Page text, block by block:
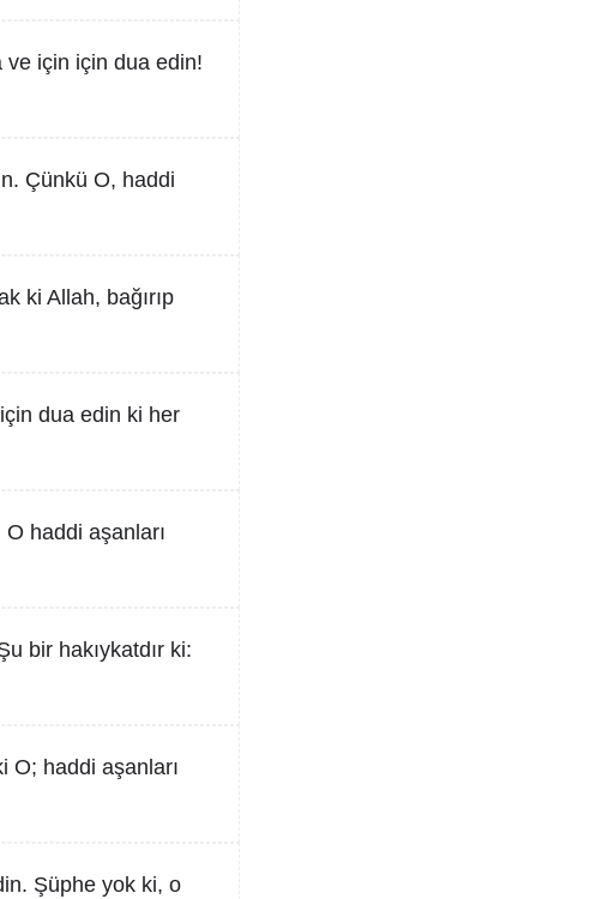
için için dua edin!
Çünkü O, haddi
ki Allah, bağırıp
dua edin ki her
haddi aşanları
bir hakıykatdır ki:
O; haddi aşanları
Şüphe yok ki, o